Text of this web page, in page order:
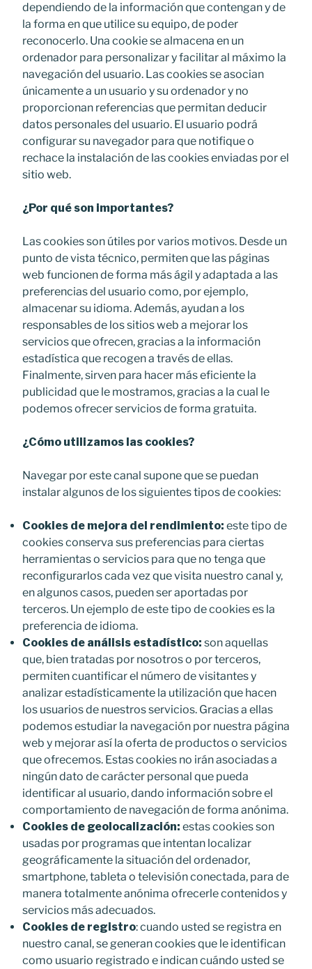
dependiendo de la información que contengan y de
la forma en que utilice su equipo, de poder
reconocerlo. Una cookie se almacena en un
ordenador para personalizar y facilitar al máximo la
navegación del usuario. Las cookies se asocian
únicamente a un usuario y su ordenador y no
proporcionan referencias que permitan deducir
datos personales del usuario. El usuario podrá
configurar su navegador para que notifique o
rechace la instalación de las cookies enviadas por el
sitio web.
¿Por qué son importantes?
Las cookies son útiles por varios motivos. Desde un
punto de vista técnico, permiten que las páginas
web funcionen de forma más ágil y adaptada a las
preferencias del usuario como, por ejemplo,
almacenar su idioma. Además, ayudan a los
responsables de los sitios web a mejorar los
servicios que ofrecen, gracias a la información
estadística que recogen a través de ellas.
Finalmente, sirven para hacer más eficiente la
publicidad que le mostramos, gracias a la cual le
podemos ofrecer servicios de forma gratuita.
¿Cómo utilizamos las cookies?
Navegar por este canal supone que se puedan
instalar algunos de los siguientes tipos de cookies:
Cookies de mejora del rendimiento: este tipo de
cookies conserva sus preferencias para ciertas
herramientas o servicios para que no tenga que
reconfigurarlos cada vez que visita nuestro canal y,
en algunos casos, pueden ser aportadas por
terceros. Un ejemplo de este tipo de cookies es la
preferencia de idioma.
Cookies de análisis estadístico: son aquellas
que, bien tratadas por nosotros o por terceros,
permiten cuantificar el número de visitantes y
analizar estadísticamente la utilización que hacen
los usuarios de nuestros servicios. Gracias a ellas
podemos estudiar la navegación por nuestra página
web y mejorar así la oferta de productos o servicios
que ofrecemos. Estas cookies no irán asociadas a
ningún dato de carácter personal que pueda
identificar al usuario, dando información sobre el
comportamiento de navegación de forma anónima.
Cookies de geolocalización: estas cookies son
usadas por programas que intentan localizar
geográficamente la situación del ordenador,
smartphone, tableta o televisión conectada, para de
manera totalmente anónima ofrecerle contenidos y
servicios más adecuados.
Cookies de registro: cuando usted se registra en
nuestro canal, se generan cookies que le identifican
como usuario registrado e indican cuándo usted se